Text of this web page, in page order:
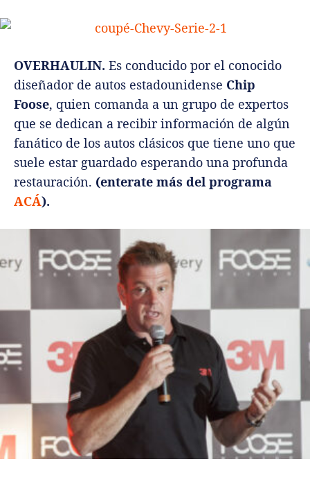
OVERHAULIN. Es conducido por el conocido
diseñador de autos estadounidense Chip
Foose, quien comanda a un grupo de expertos
que se dedican a recibir información de algún
fanático de los autos clásicos que tiene uno que
suele estar guardado esperando una profunda
restauración. (enterate más del programa
ACÁ).